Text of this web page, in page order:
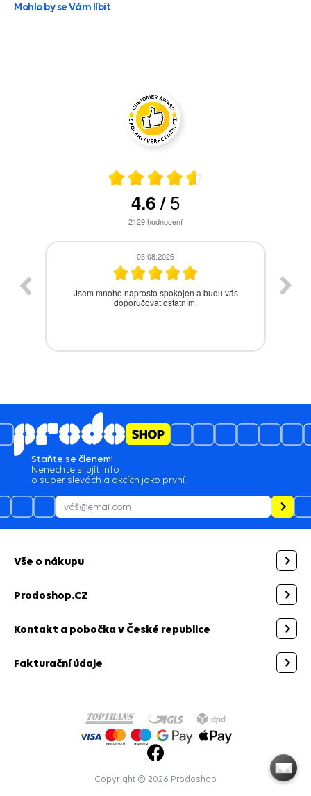
Mohlo by se Vám líbit
4.6/5
2129hodnocení
28.07.2026
Bezproblémová komunikace, rychlé vyřešení
drobného problému.
Staňte se členem!
Nenechte si ujít info
o super slevách a akcích jako první.
Vše o nákupu
Prodoshop.CZ
Kontakt a pobočka v České republice
Fakturační údaje
Copyright © 2026 Prodoshop